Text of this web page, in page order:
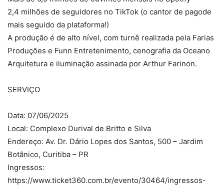
2,4 milhões de seguidores no TikTok (o cantor de pagode
mais seguido da plataforma!)
A produção é de alto nível, com turnê realizada pela Farias
Produções e Funn Entretenimento, cenografia da Oceano
Arquitetura e iluminação assinada por Arthur Farinon.
SERVIÇO
Data: 07/06/2025
Local: Complexo Durival de Britto e Silva
Endereço: Av. Dr. Dário Lopes dos Santos, 500 – Jardim
Botânico, Curitiba – PR
Ingressos:
https://www.ticket360.com.br/evento/30464/ingressos-